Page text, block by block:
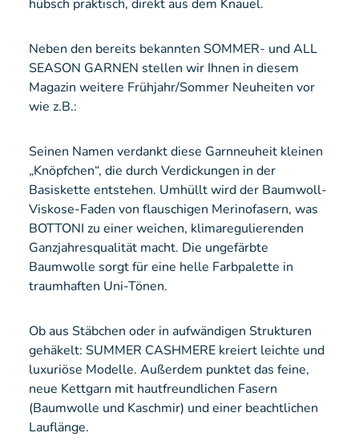
hübsch praktisch, direkt aus dem Knäuel.
Neben den bereits bekannten SOMMER- und ALL
SEASON GARNEN stellen wir Ihnen in diesem
Magazin weitere Frühjahr/Sommer Neuheiten vor
wie z.B.:
Seinen Namen verdankt diese Garnneuheit kleinen
„Knöpfchen“, die durch Verdickungen in der
Basiskette entstehen. Umhüllt wird der Baumwoll-
Viskose-Faden von flauschigen Merinofasern, was
BOTTONI zu einer weichen, klimaregulierenden
Ganzjahresqualität macht. Die ungefärbte
Baumwolle sorgt für eine helle Farbpalette in
traumhaften Uni-Tönen.
Ob aus Stäbchen oder in aufwändigen Strukturen
gehäkelt: SUMMER CASHMERE kreiert leichte und
luxuriöse Modelle. Außerdem punktet das feine,
neue Kettgarn mit hautfreundlichen Fasern
(Baumwolle und Kaschmir) und einer beachtlichen
Lauflänge.